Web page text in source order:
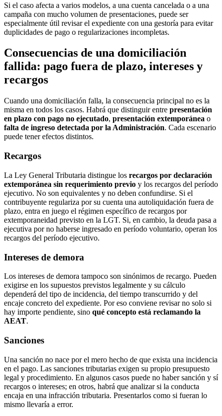
Si el caso afecta a varios modelos, a una cuenta cancelada o a una
campaña con mucho volumen de presentaciones, puede ser
especialmente útil revisar el expediente con una gestoría para evitar
duplicidades de pago o regularizaciones incompletas.
Consecuencias de una domiciliación
fallida: pago fuera de plazo, intereses y
recargos
Cuando una domiciliación falla, la consecuencia principal no es la
misma en todos los casos. Habrá que distinguir entre presentación
en plazo con pago no ejecutado, presentación extemporánea o
falta de ingreso detectada por la Administración. Cada escenario
puede tener efectos distintos.
Recargos
La Ley General Tributaria distingue los recargos por declaración
extemporánea sin requerimiento previo y los recargos del período
ejecutivo. No son equivalentes y no deben confundirse. Si el
contribuyente regulariza por su cuenta una autoliquidación fuera de
plazo, entra en juego el régimen específico de recargos por
extemporaneidad previsto en la LGT. Si, en cambio, la deuda pasa a
ejecutiva por no haberse ingresado en período voluntario, operan los
recargos del período ejecutivo.
Intereses de demora
Los intereses de demora tampoco son sinónimos de recargo. Pueden
exigirse en los supuestos previstos legalmente y su cálculo
dependerá del tipo de incidencia, del tiempo transcurrido y del
encaje concreto del expediente. Por eso conviene revisar no solo si
hay importe pendiente, sino qué concepto está reclamando la
AEAT.
Sanciones
Una sanción no nace por el mero hecho de que exista una incidencia
en el pago. Las sanciones tributarias exigen su propio presupuesto
legal y procedimiento. En algunos casos puede no haber sanción y sí
recargos o intereses; en otros, habrá que analizar si la conducta
encaja en una infracción tributaria. Presentarlos como si fueran lo
mismo llevaría a error.